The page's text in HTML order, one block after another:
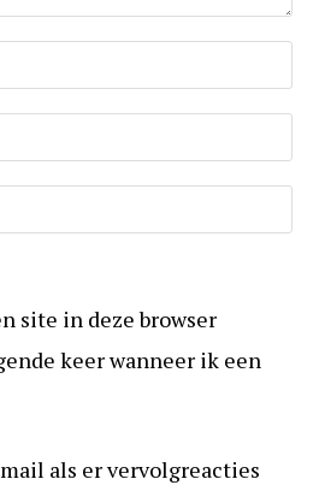
site in deze browser
keer wanneer ik een
als er vervolgreacties